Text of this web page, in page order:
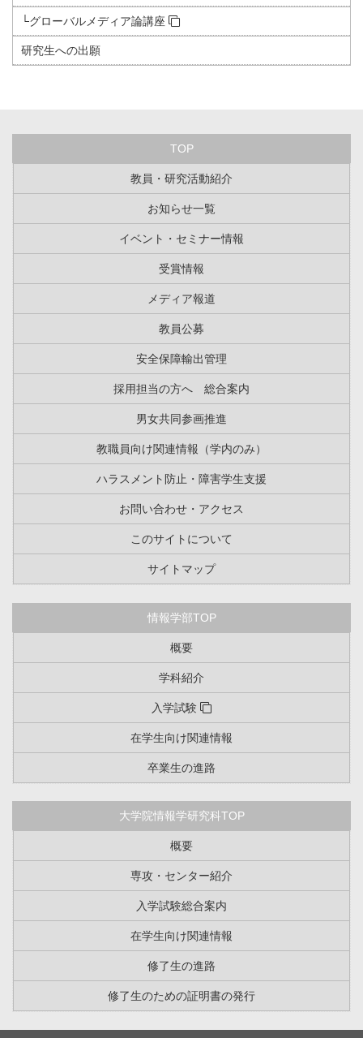
└グローバルメディア論講座
研究生への出願
TOP
教員・研究活動紹介
お知らせ一覧
イベント・セミナー情報
受賞情報
メディア報道
教員公募
安全保障輸出管理
採用担当の方へ 総合案内
男女共同参画推進
教職員向け関連情報（学内のみ）
ハラスメント防止・障害学生支援
お問い合わせ・アクセス
このサイトについて
サイトマップ
情報学部TOP
概要
学科紹介
入学試験
在学生向け関連情報
卒業生の進路
大学院情報学研究科TOP
概要
専攻・センター紹介
入学試験総合案内
在学生向け関連情報
修了生の進路
修了生のための証明書の発行